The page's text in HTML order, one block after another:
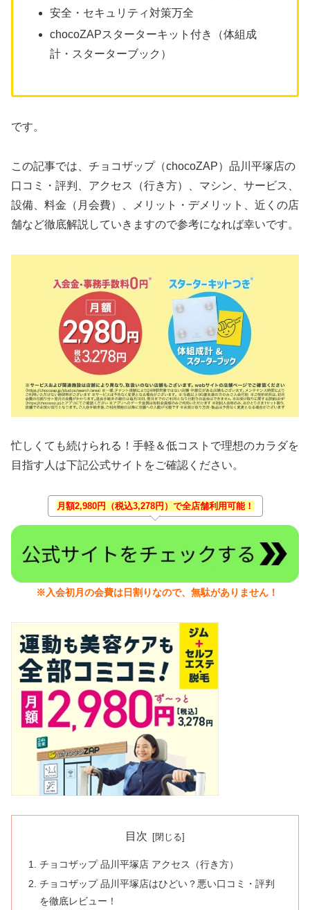
安全・セキュリティ対策万全
chocoZAPスターターキット付き（体組成
計・スターターブック）
です。
この記事では、チョコザップ（chocoZAP）品川平塚店の
口コミ・評判、アクセス（行き方）、マシン、サービス、
設備、料金（月会費）、メリット・デメリット、近くの店
舗など徹底解説していきますので参考になれば幸いです。
忙しくても続けられる！手軽＆低コストで理想のカラダを
目指す人は下記公式サイトをご確認ください。
月額2,980円（税込3,278円）で全店舗利用可能！
※入会初月の会費は日割りなので、無駄がありません！
目次
チョコザップ 品川平塚店 アクセス（行き方）
チョコザップ 品川平塚店はひどい？悪い口コミ・評判
を徹底レビュー！